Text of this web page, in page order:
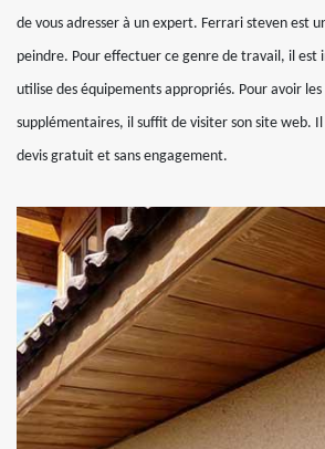
de vous adresser à un expert. Ferrari steven est
peindre. Pour effectuer ce genre de travail, il est
utilise des équipements appropriés. Pour avoir
supplémentaires, il suffit de visiter son site web.
devis gratuit et sans engagement.